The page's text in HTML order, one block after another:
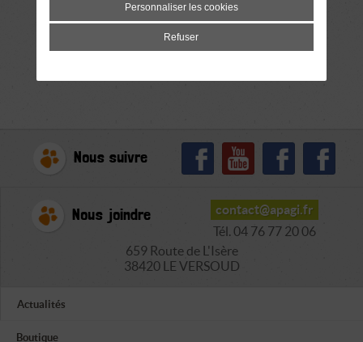
Nous suivre
Nous joindre
contact@apagi.fr
Tél. 04 76 77 20 06
659 Route de L'Isère
38420 LE VERSOUD
Actualités
Boutique
Personnaliser les cookies
Refuser